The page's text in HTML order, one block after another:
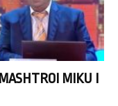
MIKU I